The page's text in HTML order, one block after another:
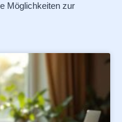
Möglichkeiten zur